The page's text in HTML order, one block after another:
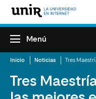
Menú
Inicio Noticias
Tres